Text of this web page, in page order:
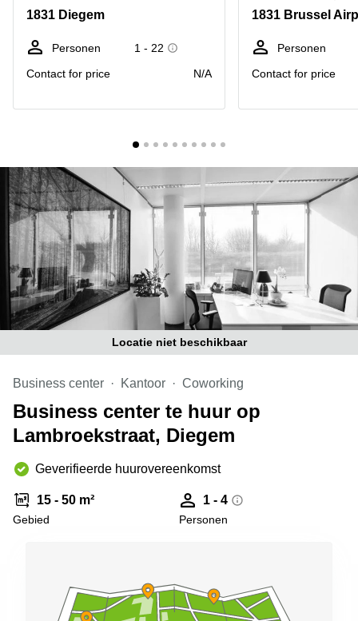
huren
Elsene
Brugge
Herentals
ruimtes te
Gent
huren in
Gent
Handelspand
te huur in
Hasselt
Location
centre
d'affaires
à Mons
virtueel
Antwerpen
Vergaderzaal
huren in
Antwerpen
Locaux
à louer en
Bruxelles
1831 Diegem
Personen
1 - 22
Contact for price
N/A
1831 Brussel
Personen
Contact for price
Locatie niet beschikbaar
Business center Kantoor Coworking
Business center te huur op
Lambroekstraat, Diegem
Geverifieerde huurovereenkomst
15 - 50 m²
Gebied
1 - 4
Personen